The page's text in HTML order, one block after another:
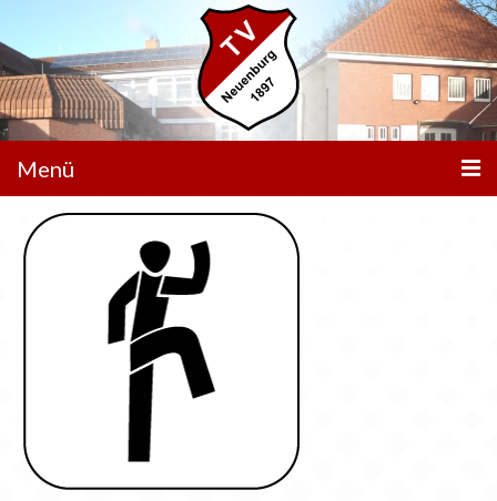
Menü
Unser Verein
Trainingszeiten
Aktuelle News
Veranstaltungen